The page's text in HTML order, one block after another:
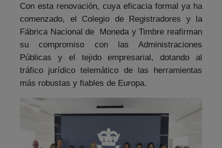
Con esta renovación, cuya eficacia formal ya ha
comenzado, el Colegio de Registradores y la
Fábrica Nacional de Moneda y Timbre reafirman
su compromiso con las Administraciones
Públicas y el tejido empresarial, dotando al
tráfico jurídico telemático de las herramientas
más robustas y fiables de Europa.